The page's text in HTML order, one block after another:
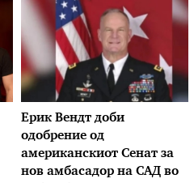
Ерик Вендт доби
одобрение од
американскиот Сенат за
нов амбасадор на САД во